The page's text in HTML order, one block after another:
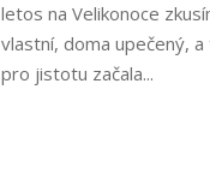
letos na Velikonoce
vlastní, doma upečený,
pro jistotu začala...